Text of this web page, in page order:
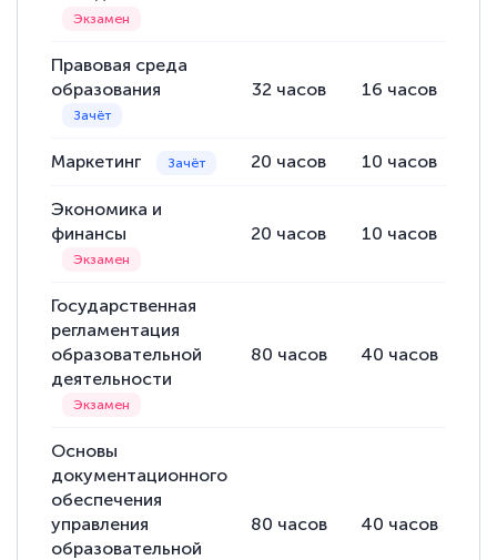
Правовая среда
образования
32 часов 16 часов
Маркетинг 20 часов 10 часов
Экономика и
финансы
20 часов 10 часов
Государственная
регламентация
образовательной
деятельности
80 часов 40 часов
Основы
документационного
обеспечения
управления
образовательной
80 часов 40 часов